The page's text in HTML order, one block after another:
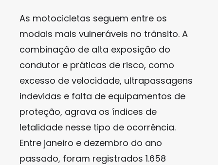
As motocicletas seguem entre os
modais mais vulneráveis no trânsito. A
combinação de alta exposição do
condutor e práticas de risco, como
excesso de velocidade, ultrapassagens
indevidas e falta de equipamentos de
proteção, agrava os índices de
letalidade nesse tipo de ocorrência.
Entre janeiro e dezembro do ano
passado, foram registrados 1.658